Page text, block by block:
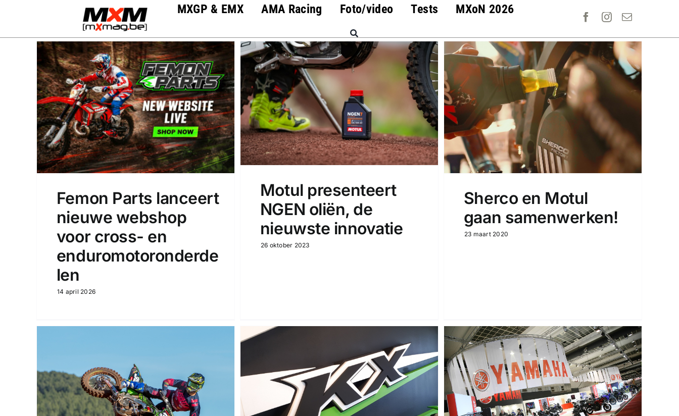
MXGP & EMX AMA Racing Foto/video Tests MXoN 2026
Femon Parts lanceert
nieuwe webshop
voor cross- en
enduromotoronderde
len
14 april 2026
Motul presenteert
NGEN oliën, de
nieuwste innovatie
26 oktober 2023
Sherco en Motul
gaan samenwerken!
23 maart 2020